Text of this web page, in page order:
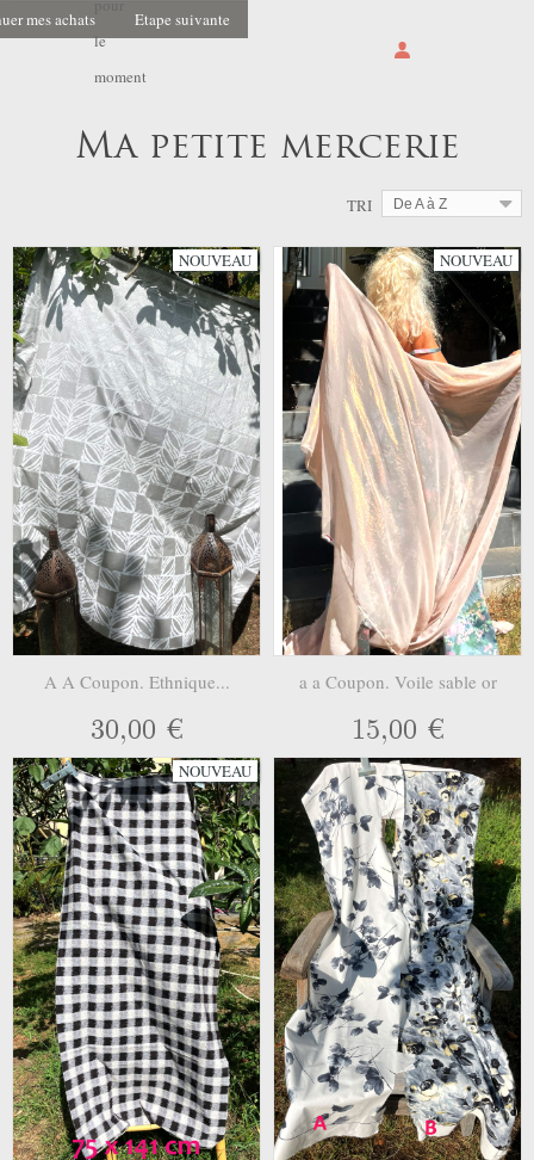
pour
le
moment
mes achats Etape suivante
Ma petite mercerie
TRI De A à Z
NOUVEAU
A A Coupon. Ethnique...
30,00 €
NOUVEAU
a a Coupon. Voile sable or
15,00 €
NOUVEAU